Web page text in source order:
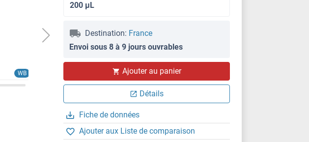
WB
WB
200 μL
Destination: France
Envoi sous 8 à 9 jours ouvrables
Ajouter au panier
Détails
Fiche de données
Ajouter aux Liste de comparaison